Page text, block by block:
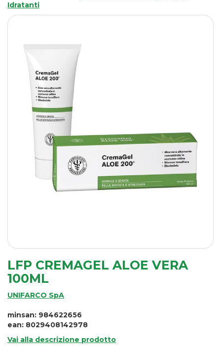
Idratanti
LFP CREMAGEL ALOE VERA
100ML
UNIFARCO SpA
minsan: 984622656
ean: 8029408142978
Vai alla descrizione prodotto